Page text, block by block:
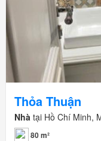
Thỏa Thuận
Nhà tại Hồ Chí Minh,
80 m²